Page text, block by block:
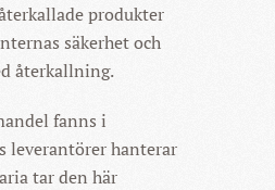
produkter
säkerhet och
återkallning.
fanns i
leverantörer hanterar
tar den här